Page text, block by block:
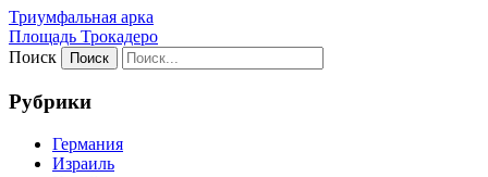
Триумфальная арка
Площадь Трокадеро
Поиск
Рубрики
Германия
Израиль